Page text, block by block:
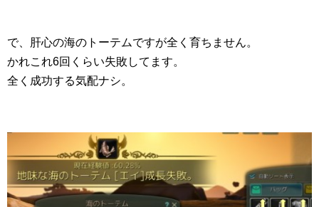
で、肝心の海のトーテムですが全く育ちません。
かれこれ6回くらい失敗してます。
全く成功する気配ナシ。